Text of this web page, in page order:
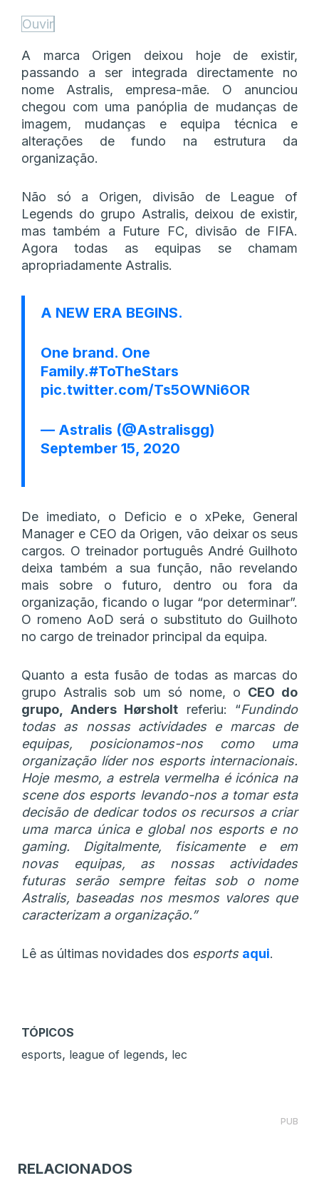
Ouvir
A marca Origen deixou hoje de existir,
passando a ser integrada directamente no
nome Astralis, empresa-mãe. O anunciou
chegou com uma panóplia de mudanças de
imagem, mudanças e equipa técnica e
alterações de fundo na estrutura da
organização.
Não só a Origen, divisão de League of
Legends do grupo Astralis, deixou de existir,
mas também a Future FC, divisão de FIFA.
Agora todas as equipas se chamam
apropriadamente Astralis.
A NEW ERA BEGINS.
One brand. One
Family.#ToTheStars
pic.twitter.com/Ts5OWNi6OR
— Astralis (@Astralisgg)
September 15, 2020
De imediato, o Deficio e o xPeke, General
Manager e CEO da Origen, vão deixar os seus
cargos. O treinador português André Guilhoto
deixa também a sua função, não revelando
mais sobre o futuro, dentro ou fora da
organização, ficando o lugar “por determinar”.
O romeno AoD será o substituto do Guilhoto
no cargo de treinador principal da equipa.
Quanto a esta fusão de todas as marcas do
grupo Astralis sob um só nome, o CEO do
grupo, Anders Hørsholt referiu: “Fundindo
todas as nossas actividades e marcas de
equipas, posicionamos-nos como uma
organização líder nos esports internacionais.
Hoje mesmo, a estrela vermelha é icónica na
scene dos esports levando-nos a tomar esta
decisão de dedicar todos os recursos a criar
uma marca única e global nos esports e no
gaming. Digitalmente, fisicamente e em
novas equipas, as nossas actividades
futuras serão sempre feitas sob o nome
Astralis, baseadas nos mesmos valores que
caracterizam a organização.”
Lê as últimas novidades dos esports aqui.
TÓPICOS
esports, league of legends, lec
PUB
RELACIONADOS